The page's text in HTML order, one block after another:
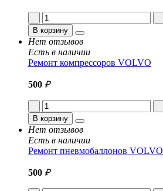
В корзину
Нет отзывов
Есть в наличии
Ремонт компрессоров VOLVO
500 ₽
В корзину
Нет отзывов
Есть в наличии
Ремонт пневмобаллонов VOLVO
500 ₽